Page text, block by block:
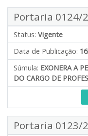
Portaria 0124/
Status: Vigente
Data de Publicação:
Súmula: EXONERA A
DO CARGO DE
Portaria 0123/